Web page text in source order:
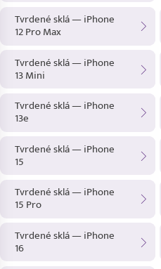
Tvrdené sklá — iPhone
12 Pro Max
Tvrdené sklá — iPhone
13 Mini
Tvrdené sklá — iPhone
13e
Tvrdené sklá — iPhone
15
Tvrdené sklá — iPhone
15 Pro
Tvrdené sklá — iPhone
16